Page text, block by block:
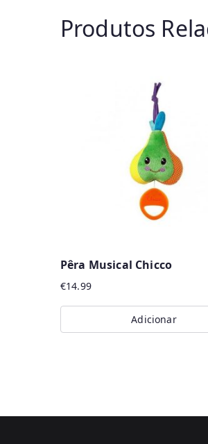
Produtos
Pêra Musical Chicco
€14.99
Adicionar